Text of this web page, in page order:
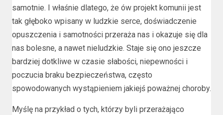
samotnie. I właśnie dlatego, że ów projekt komunii jest
tak głęboko wpisany w ludzkie serce, doświadczenie
opuszczenia i samotności przeraża nas i okazuje się dla
nas bolesne, a nawet nieludzkie. Staje się ono jeszcze
bardziej dotkliwe w czasie słabości, niepewności i
poczucia braku bezpieczeństwa, często
spowodowanych wystąpieniem jakiejś poważnej choroby.
Myślę na przykład o tych, którzy byli przerażająco